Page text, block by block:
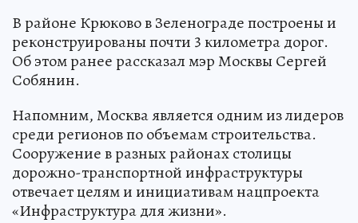
В районе Крюково в Зеленограде построены и
реконструированы почти 3 километра дорог.
Об этом ранее рассказал мэр Москвы Сергей
Собянин.
Напомним, Москва является одним из лидеров
среди регионов по объемам строительства.
Сооружение в разных районах столицы
дорожно-транспортной инфраструктуры
отвечает целям и инициативам нацпроекта
«Инфраструктура для жизни».